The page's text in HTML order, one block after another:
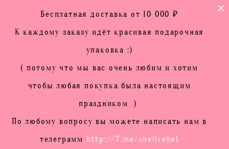
Бесплатная доставка от 10 000 ₽
К каждому заказу идёт красивая подарочная
упаковка :)
( потому что мы вас очень любим и хотим
чтобы любая покупка была настоящим
праздником )
По любому вопросу вы можете написать нам в
телеграмм
http://T.me/shellrebel